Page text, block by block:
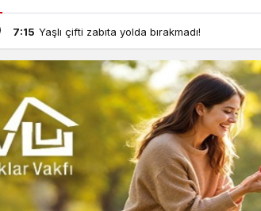
7:15 Yaşlı çifti zabıta yolda bırakmadı!